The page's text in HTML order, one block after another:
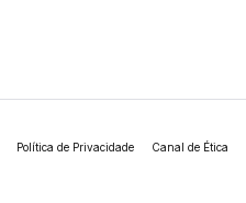
Política de Privacidade Canal de Ética